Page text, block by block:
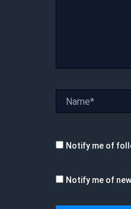
Notify me of
Notify me of